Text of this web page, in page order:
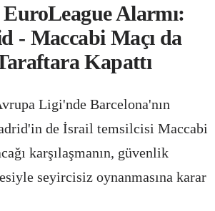
Alarmı:
- Maccabi Maçı da
Kapattı
Ligi'nde Barcelona'nın
de İsrail temsilcisi Maccabi
karşılaşmanın, güvenlik
seyircisiz oynanmasına karar